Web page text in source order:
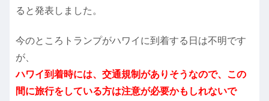
ると発表しました。
今のところトランプがハワイに到着する日は不明です
が、
ハワイ到着時には、交通規制がありそうなので、この
間に旅行をしている方は注意が必要かもしれないで